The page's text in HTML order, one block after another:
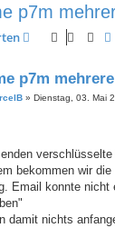
p7m
p7m
» Dienstag, 03. Mai
bekommen wir die
Email konnte nicht
damit nichts